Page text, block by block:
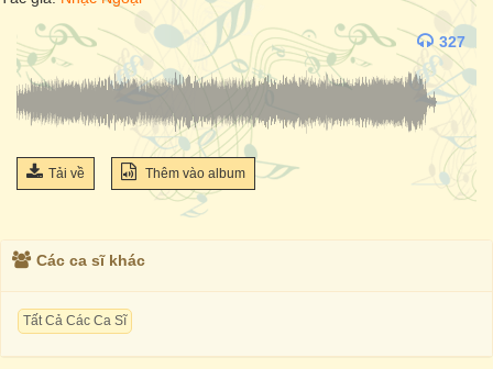
327
Tải về Thêm vào album
Các ca sĩ khác
Tất Cả Các Ca Sĩ